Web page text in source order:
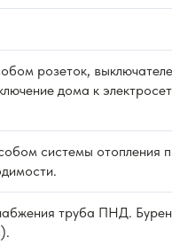
розеток,
дома к
системы отопления
труба ПНД.